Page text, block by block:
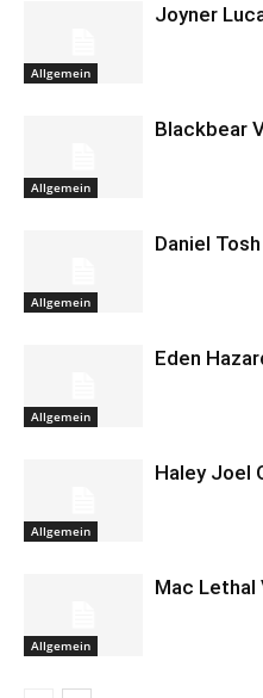
Allgemein
Joyner
Allgemein
Blackbear
Allgemein
Daniel
Allgemein
Eden
Allgemein
Haley Joel
Allgemein
Mac Lethal